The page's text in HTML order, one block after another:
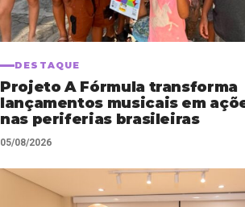
DESTAQUE
Projeto A Fórmula transforma
lançamentos musicais em
nas periferias brasileiras
05/08/2026